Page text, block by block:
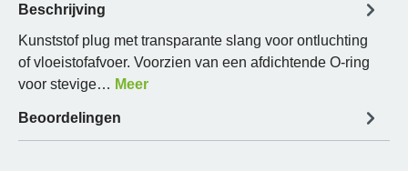
Beschrijving
Kunststof plug met transparante slang voor ontluchting
of vloeistofafvoer. Voorzien van een afdichtende O-ring
voor stevige… Meer
Beoordelingen